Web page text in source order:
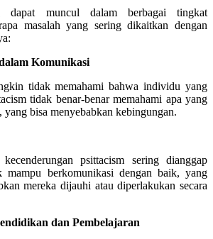
dapat muncul dalam berbagai tingkat
masalah yang sering dikaitkan dengan
Komunikasi
tidak memahami bahwa individu yang
tidak benar-benar memahami apa yang
yang bisa menyebabkan kebingungan.
psittacism sering dianggap
mampu berkomunikasi dengan baik, yang
mereka dijauhi atau diperlakukan secara
dan Pembelajaran